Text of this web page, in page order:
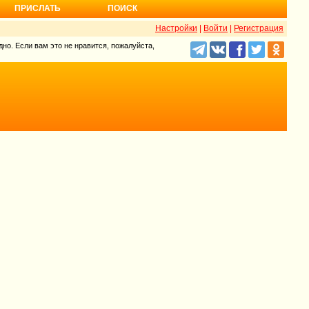
ПРИСЛАТЬ ПОИСК
Настройки Войти Регистрация
Если вам это не нравится, пожалуйста,